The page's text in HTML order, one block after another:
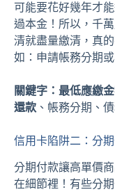
可能要花好幾年才
過本金！所以，千
清就盡量繳清，真
如：申請帳務分期
關鍵字： 最低應繳
還款 、帳務分期、
信用卡陷阱二：分
分期付款讓高單價
在細節裡！有些分